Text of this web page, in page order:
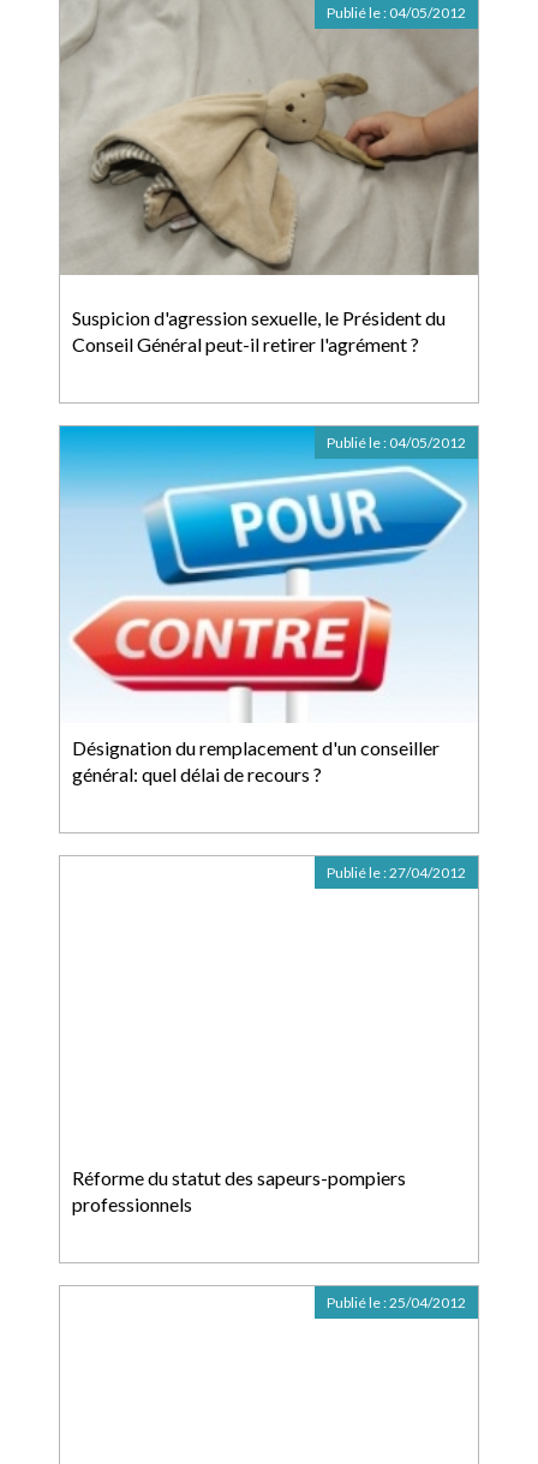
Suspicion d'agression sexuelle, le Président du
Conseil Général peut-il retirer l'agrément ?
Publié le : 04/05/2012
Désignation du remplacement d'un conseiller
général: quel délai de recours ?
Publié le : 04/05/2012
Réforme du statut des sapeurs-pompiers
professionnels
Publié le :27/04/2012
Publié le :25/04/2012